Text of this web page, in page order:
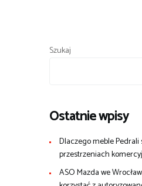
Szukaj
Ostatnie wpisy
Dlaczego meble
przestrzeniach
ASO Mazda we